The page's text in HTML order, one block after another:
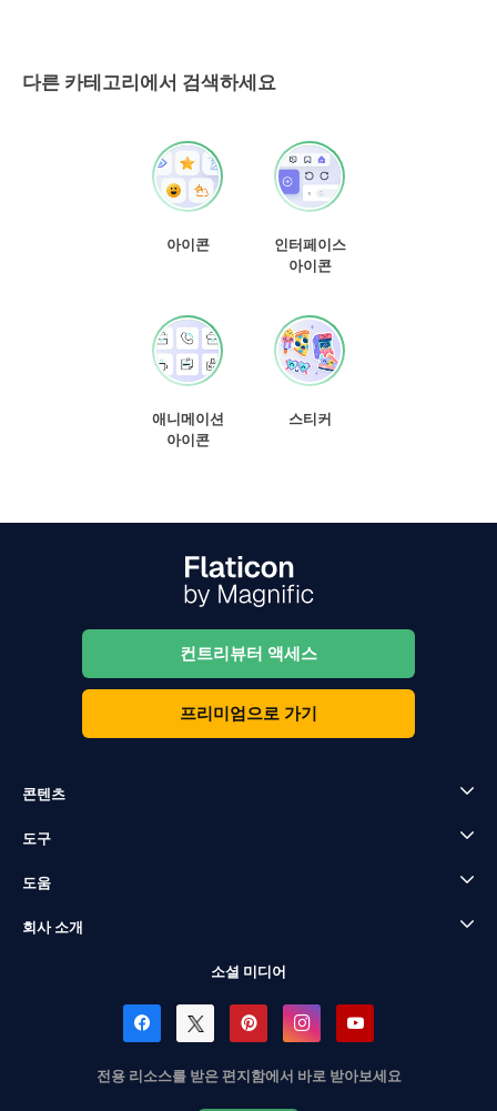
다른 카테고리에서 검색하세요
아이콘
인터페이스
아이콘
애니메이션
아이콘
스티커
컨트리뷰터 액세스
프리미엄으로 가기
콘텐츠
도구
도움
회사 소개
소셜 미디어
전용 리소스를 받은 편지함에서 바로 받아보세요